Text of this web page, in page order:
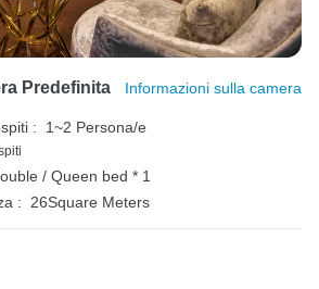
Predefinita Informazioni sulla camera
: 1~2 Persona/e
/ Queen bed * 1
:
26Square Meters